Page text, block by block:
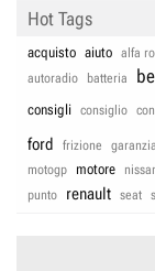
Hot Tags
acquisto aiuto alfa
autoradio
batteria
consigli consiglio
ford frizione garanzia
motogp
motore
punto
renault seat